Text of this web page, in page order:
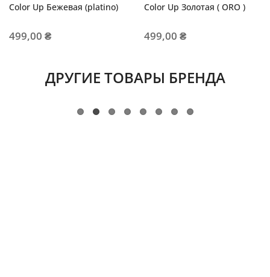
Color Up Бежевая (platino)
499,00 ₴
Color Up Золотая ( ORO )
499,00 ₴
ДРУГИЕ ТОВАРЫ БРЕНДА